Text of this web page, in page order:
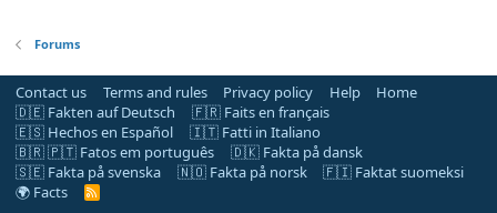
Forums
Contact us Terms and rules Privacy policy Help
Home
🇩🇪 Fakten auf Deutsch
🇫🇷 Faits en français
🇪🇸 Hechos en Español
🇮🇹 Fatti in Italiano
🇧🇷 🇵🇹 Fatos em português
🇩🇰 Fakta på dansk
🇸🇪 Fakta på svenska
🇳🇴 Fakta på norsk
🇫🇮 Faktat suomeksi
🌍 Facts
R